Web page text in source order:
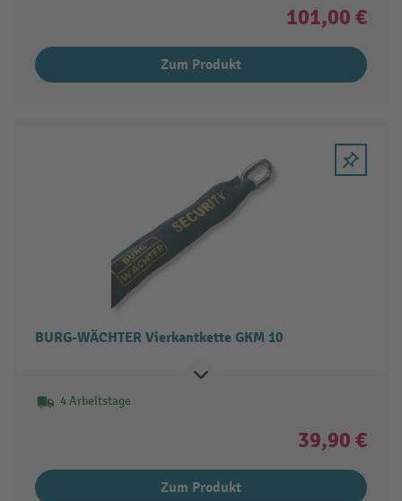
101,00 €
Zum Produkt
BURG-WÄCHTER Vierkantkette GKM 10
4 Arbeitstage
39,90 €
Zum Produkt